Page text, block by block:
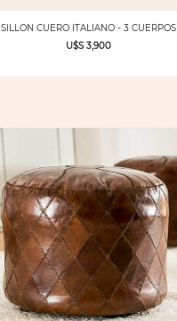
SILLON CUERO ITALIANO - 3 CUERPOS
U$S 3,900